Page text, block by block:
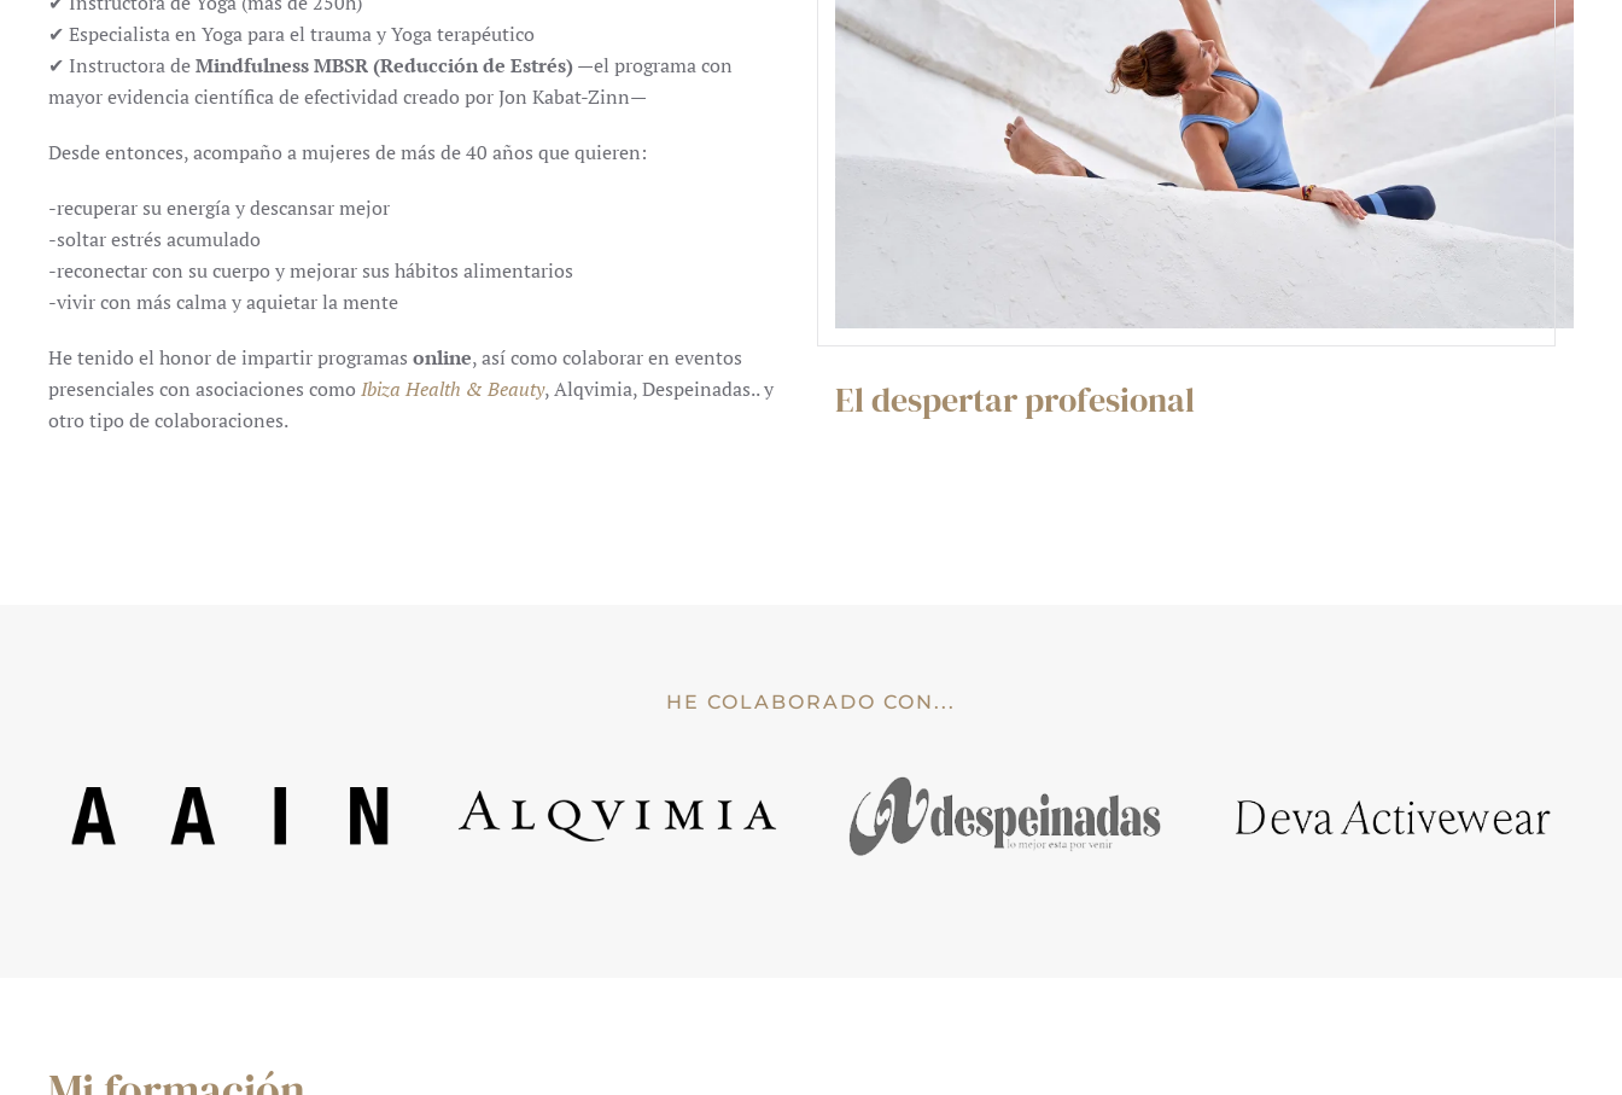
✔ Especialista en Yoga para el trauma y Yoga terapéutico
✔ Instructora deMindfulness MBSR (Reducción de Estrés)—el programa con
mayor evidencia científica de efectividad creado por Jon Kabat-Zinn—
Desde entonces, acompaño a mujeres de más de 40 años que quieren:
-recuperar su energía y descansar mejor
-soltar estrés acumulado
-reconectar con su cuerpo y mejorar sus hábitos alimentarios
-vivir con más calma y aquietar la mente
He tenido el honor de impartir programas online, así como colaborar en eventos
presenciales con asociaciones como Ibiza Health & Beauty, Alqvimia, Despeinadas.. y
otro tipo de colaboraciones.
El despertar profesional
HE COLABORADO CON...